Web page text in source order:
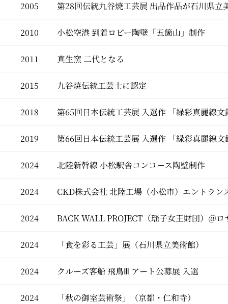
2005 第28回伝統九谷焼工芸展 出品作品が石川県立
2010 小松空港 到着ロビー陶壁「五箇山」制作
2011 真生窯 二代となる
2015 九谷焼伝統工芸士に認定
2018 第65回日本伝統工芸展 入選作 「緑彩真麗線
2019 第66回日本伝統工芸展 入選作 「緑彩真麗線
2024 北陸新幹線 小松駅舎コンコース陶壁制作
2024 CKD株式会社 北陸工場（小松市）エントラン
2024 BACK WALL PROJECT（瑶子女王財団）＠
2024 「食を彩る工芸」展（石川県立美術館）
2024 クルーズ客船 飛鳥Ⅲ アート公募展 入選
2024 「秋の御室芸術祭」（京都・仁和寺）